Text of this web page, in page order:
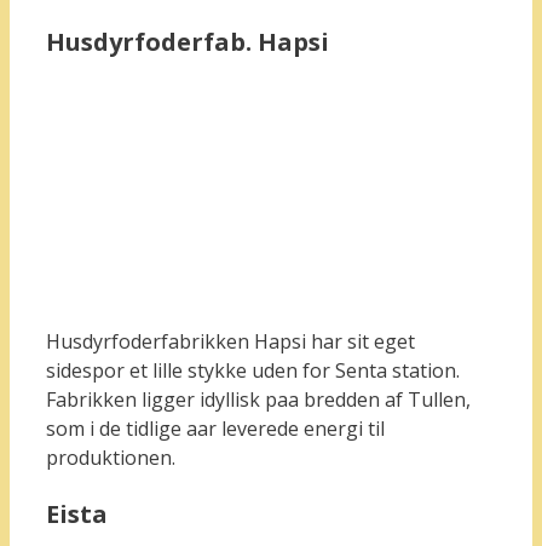
Husdyrfoderfab. Hapsi
Husdyrfoderfabrikken Hapsi har sit eget
sidespor et lille stykke uden for Senta station.
Fabrikken ligger idyllisk paa bredden af Tullen,
som i de tidlige aar leverede energi til
produktionen.
Eista